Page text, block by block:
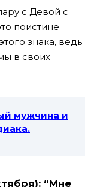
с Девой с
поистине
знака, ведь
в своих
мужчина и
“Мне